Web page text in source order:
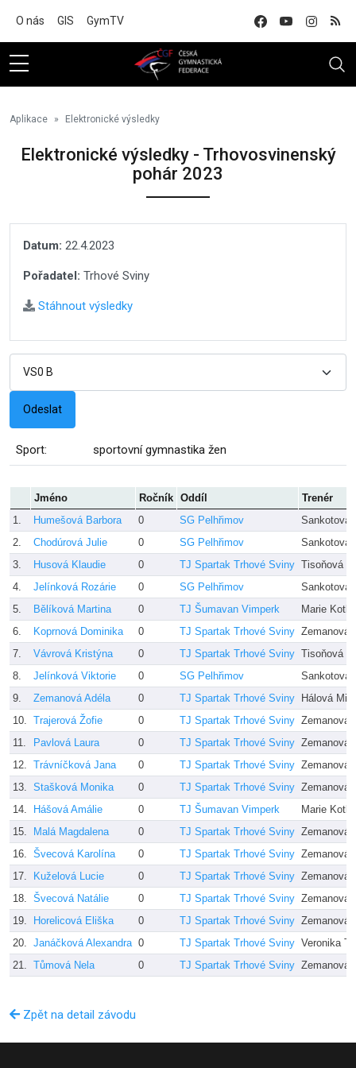
O nás GIS GymTV
Aplikace Elektronické výsledky
Elektronické výsledky - Trhovosvinenský
pohár 2023
Datum: 22.4.2023
Pořadatel: Trhové Sviny
Stáhnout výsledky
Sport: sportovní gymnastika žen
Jméno Ročník Oddíl
Trenér
1.
Humešová Barbora 0 SG Pelhřimov
2.
Chodúrová Julie 0 SG Pelhřimov
3.
Husová Klaudie 0 TJ Spartak Trhové Sviny Tisoňová
4.
Jelínková Rozárie 0 SG Pelhřimov
5.
Bělíková Martina 0 TJ Šumavan Vimperk
Marie
6.
Koprnová Dominika 0 TJ Spartak Trhové Sviny Zemanová
7.
Vávrová Kristýna 0 TJ Spartak Trhové Sviny Tisoňová
8.
Jelínková Viktorie 0 SG Pelhřimov
9.
Zemanová Adéla 0 TJ Spartak Trhové Sviny
Hálová
10. Trajerová Žofie 0 TJ Spartak Trhové Sviny Zemanová
11.
Pavlová Laura 0 TJ Spartak Trhové Sviny Zemanová
12. Trávníčková Jana 0 TJ Spartak Trhové Sviny Zemanová
13. Stašková Monika 0 TJ Spartak Trhové Sviny Zemanová
14.
Hášová Amálie 0 TJ Šumavan Vimperk
Marie
15.
Malá Magdalena 0 TJ Spartak Trhové Sviny Zemanová
16. Švecová Karolína 0 TJ Spartak Trhové Sviny Zemanová
17.
Kuželová Lucie 0 TJ Spartak Trhové Sviny Zemanová
18. Švecová Natálie 0 TJ Spartak Trhové Sviny Zemanová
19.
Horelicová Eliška 0 TJ Spartak Trhové Sviny Zemanová
20. Janáčková Alexandra 0 TJ Spartak Trhové Sviny Veronika
21. Tůmová Nela 0 TJ Spartak Trhové Sviny Zemanová
Zpět na detail závodu